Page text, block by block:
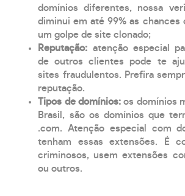
domínios diferentes, nossa
diminui em até 99% as chances
um golpe de site clonado;
Reputação: atenção especial
de outros clientes pode te
sites fraudulentos. Prefira
reputação.
Tipos de domínios:os domínios
Brasil, são os domínios que
.com. Atenção especial com
tenham essas extensões. É
criminosos, usem extensões
ou outros.